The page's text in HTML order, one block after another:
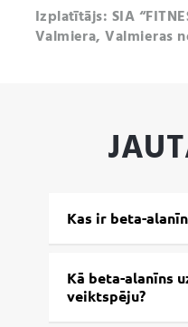
Izplatītājs: SIA
Valmiera, Valmieras
Kas ir beta-
Kā beta-alanīns
veiktspēju?